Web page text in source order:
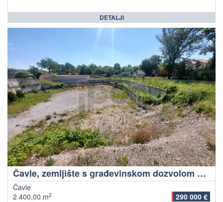
DETALJI
Čavle, zemljište s građevinskom dozvolom za poslovno stambeni objekt!
Čavle
2 400,00 m2 290 000 €